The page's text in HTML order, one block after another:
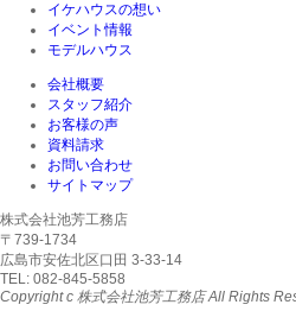
イケハウスの想い
イベント情報
モデルハウス
会社概要
スタッフ紹介
お客様の声
資料請求
お問い合わせ
サイトマップ
株式会社池芳工務店
〒739-1734
広島市安佐北区口田 3-33-14
TEL: 082-845-5858
Copyright c 株式会社池芳工務店 All Rights